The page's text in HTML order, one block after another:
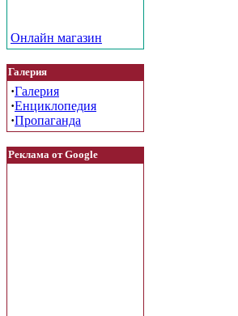
Онлайн магазин
Галерия
·Галерия
·Енциклопедия
·Пропаганда
Реклама от Google